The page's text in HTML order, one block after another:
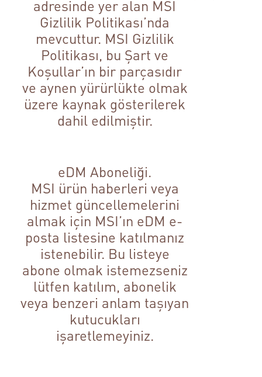
adresinde yer alan MSI
Gizlilik Politikası’nda
mevcuttur. MSI Gizlilik
Politikası, bu Şart ve
Koşullar’ın bir parçasıdır
ve aynen yürürlükte olmak
üzere kaynak gösterilerek
dahil edilmiştir.
eDM Aboneliği.
MSI ürün haberleri veya
hizmet güncellemelerini
almak için MSI’ın eDM e-
posta listesine katılmanız
istenebilir. Bu listeye
abone olmak istemezseniz
lütfen katılım, abonelik
veya benzeri anlam taşıyan
kutucukları
işaretlemeyiniz.